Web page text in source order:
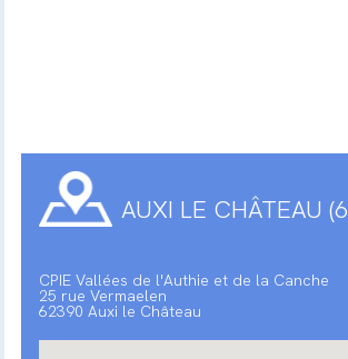
AUXI LE CHÂTEAU
CPIE Vallées de l'Authie et de la Canche
25 rue Vermaelen
62390 Auxi le Château